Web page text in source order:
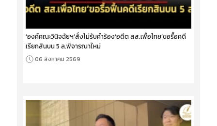
‘องค์คณะวินิจฉัยฯ’สั่งไม่รับคำร้อง‘อดีต สส.เพื่อไทย’ขอรื้อคดี
เรียกสินบน 5 ล.พิจารณาใหม่
06 สิงหาคม 2569